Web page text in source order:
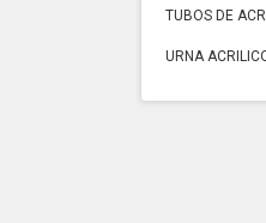
TUBOS DE
URNA